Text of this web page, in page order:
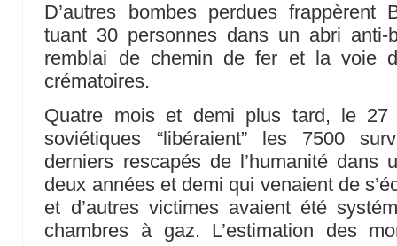
D’autres bombes perdues frappèrent
tuant 30 personnes dans un abri anti-
remblai de chemin de fer et la voie
crématoires.
Quatre mois et demi plus tard, le 27
soviétiques “libéraient” les 7500
derniers rescapés de l’humanité
deux années et demi qui venaient de
et d’autres victimes avaient été
chambres à gaz. L’estimation des